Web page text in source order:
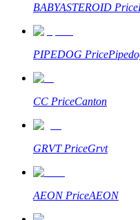
Analyse de
commerciales, etc.
Guide
Guide de démarrage des
BABYASTEROID Price
PIPEDOG Price
CC PriceCanton
GRVTPriceGrvt
AEONPriceAEON